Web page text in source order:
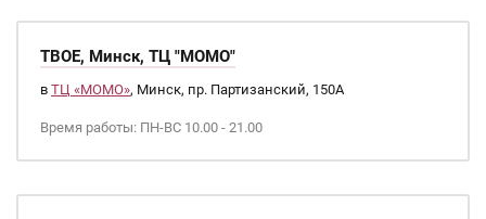
ТВОЕ, Минск, ТЦ "МОМО"
в ТЦ «МОМО», Минск, пр. Партизанский, 150А
Время работы: ПН-ВС 10.00 - 21.00